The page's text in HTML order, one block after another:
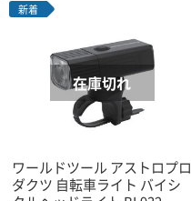
新着
ワールドツール アストロプロ
ダクツ 自転車ライト バイシ